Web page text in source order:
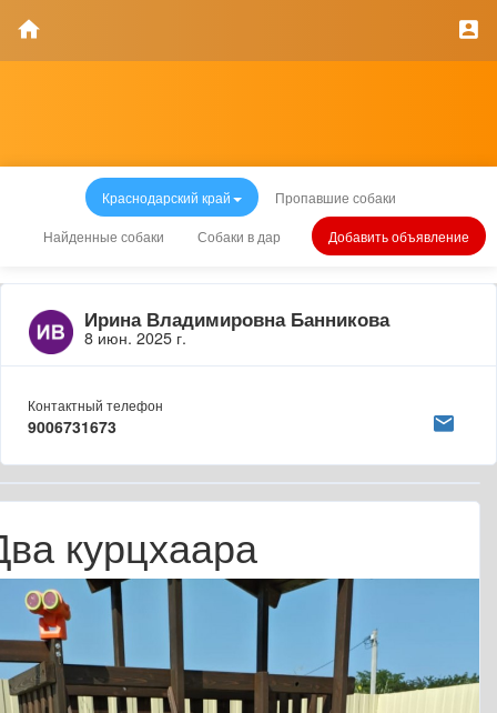
Краснодарский край Пропавшие собаки
Найденные собаки Собаки в дар Добавить объявление
Ирина Владимировна Банникова
8 июн. 2025 г.
Контактный телефон
9006731673
курцхаара